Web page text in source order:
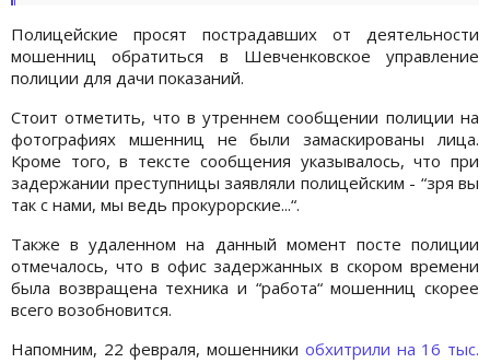
Полицейские просят пострадавших от деятельности
мошенниц обратиться в Шевченковское управление
полиции для дачи показаний.
Стоит отметить, что в утреннем сообщении полиции на
фотографиях мшенниц не были замаскированы лица.
Кроме того, в тексте сообщения указывалось, что при
задержании преступницы заявляли полицейским - “зря вы
так с нами, мы ведь прокурорские...“.
Также в удаленном на данный момент посте полиции
отмечалось, что в офис задержанных в скором времени
была возвращена техника и “работа“ мошенниц скорее
всего возобновится.
Напомним, 22 февраля, мошенники обхитрили на 16 тыс.